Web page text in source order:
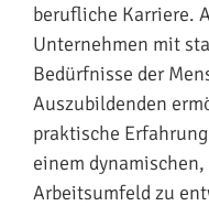
berufliche Karriere.
Unternehmen mit
Bedürfnisse der
Auszubildenden
praktische
einem
Arbeitsumfeld zu